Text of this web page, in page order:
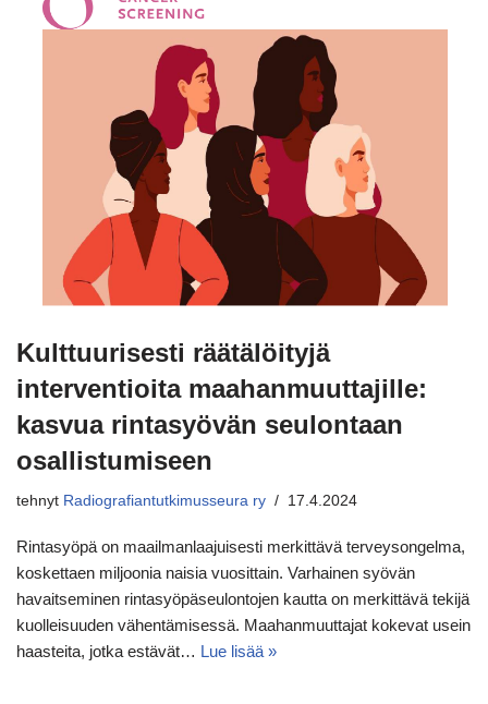
Kulttuurisesti räätälöityjä
interventioita maahanmuuttajille:
kasvua rintasyövän seulontaan
osallistumiseen
tehnyt Radiografiantutkimusseura ry 17.4.2024
Rintasyöpä on maailmanlaajuisesti merkittävä terveysongelma,
koskettaen miljoonia naisia vuosittain. Varhainen syövän
havaitseminen rintasyöpäseulontojen kautta on merkittävä tekijä
kuolleisuuden vähentämisessä. Maahanmuuttajat kokevat usein
haasteita, jotka estävät… Lue lisää »